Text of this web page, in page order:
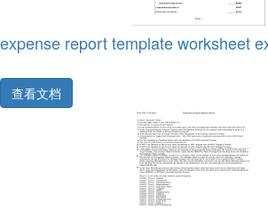
expense report template worksheet
查看文档